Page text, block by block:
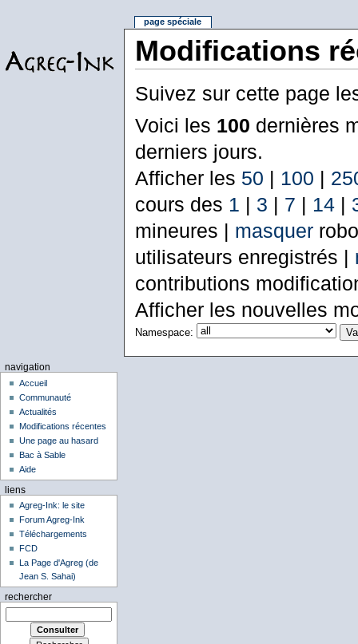
Modifications
Suivez sur cette page
Voici les 100 dernières
derniers jours.
Afficher les 50 | 100 |
cours des 1 | 3 | 7 | 14|
mineures | masquer
utilisateurs enregistrés |
contributions
Afficher les nouvelles
Namespace:
page spéciale
navigation
Accueil
Communauté
Actualités
Modifications récentes
Une page au hasard
Bac à Sable
Aide
liens
Agreg-Ink: le site
Forum Agreg-Ink
Téléchargements
FCD
La Page d'Agreg (de
Jean S. Sahai)
rechercher